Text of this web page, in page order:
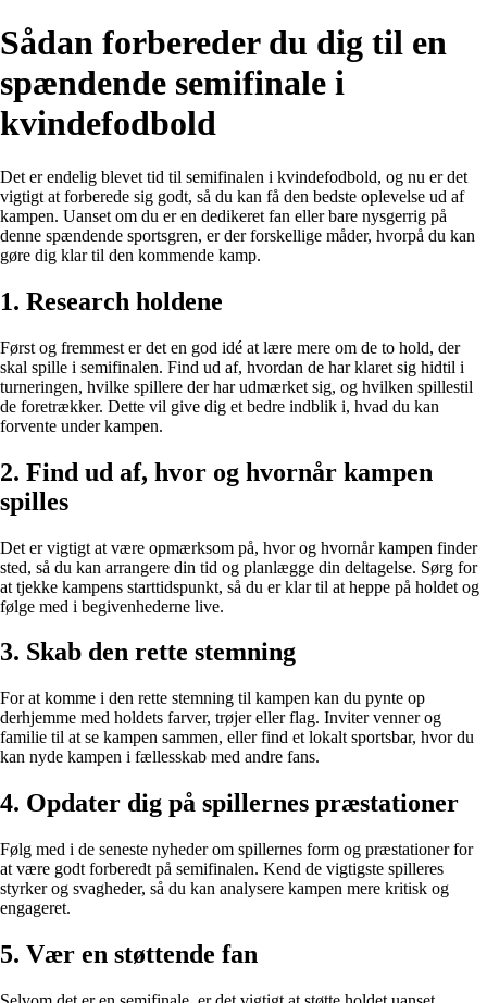
Sådan forbereder du dig til en
spændende semifinale i
kvindefodbold
Det er endelig blevet tid til semifinalen i kvindefodbold, og nu er det
vigtigt at forberede sig godt, så du kan få den bedste oplevelse ud af
kampen. Uanset om du er en dedikeret fan eller bare nysgerrig på
denne spændende sportsgren, er der forskellige måder, hvorpå du kan
gøre dig klar til den kommende kamp.
1. Research holdene
Først og fremmest er det en god idé at lære mere om de to hold, der
skal spille i semifinalen. Find ud af, hvordan de har klaret sig hidtil i
turneringen, hvilke spillere der har udmærket sig, og hvilken spillestil
de foretrækker. Dette vil give dig et bedre indblik i, hvad du kan
forvente under kampen.
2. Find ud af, hvor og hvornår kampen
spilles
Det er vigtigt at være opmærksom på, hvor og hvornår kampen finder
sted, så du kan arrangere din tid og planlægge din deltagelse. Sørg for
at tjekke kampens starttidspunkt, så du er klar til at heppe på holdet og
følge med i begivenhederne live.
3. Skab den rette stemning
For at komme i den rette stemning til kampen kan du pynte op
derhjemme med holdets farver, trøjer eller flag. Inviter venner og
familie til at se kampen sammen, eller find et lokalt sportsbar, hvor du
kan nyde kampen i fællesskab med andre fans.
4. Opdater dig på spillernes præstationer
Følg med i de seneste nyheder om spillernes form og præstationer for
at være godt forberedt på semifinalen. Kend de vigtigste spilleres
styrker og svagheder, så du kan analysere kampen mere kritisk og
engageret.
5. Vær en støttende fan